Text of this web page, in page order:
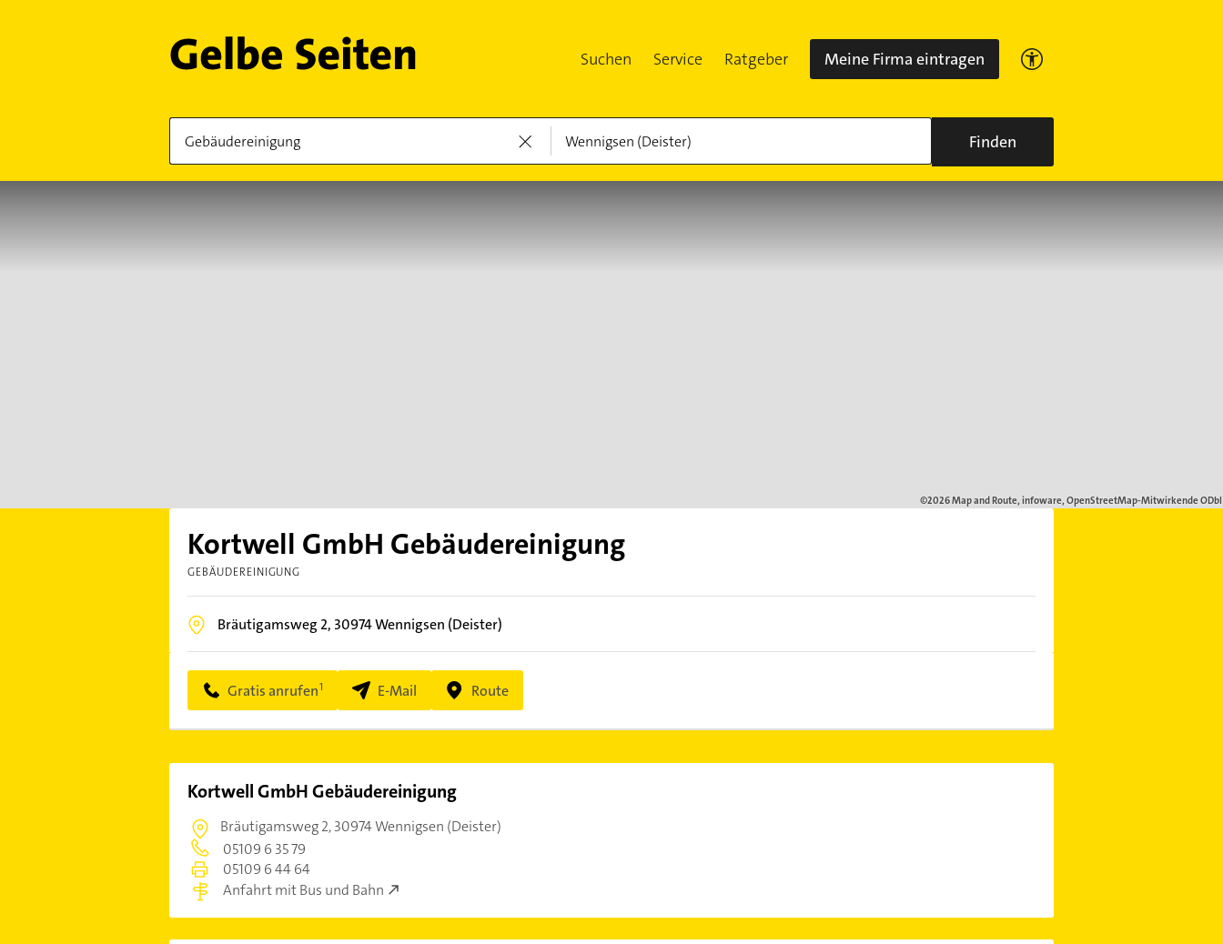
Suchen Service Ratgeber Meine Firma eintragen
Finden
Kortwell GmbH Gebäudereinigung
GEBÄUDEREINIGUNG
Bräutigamsweg 2, 30974Wennigsen (Deister)
Gratis anrufen E-Mail Route
Kortwell GmbH Gebäudereinigung
Bräutigamsweg 2,30974 Wennigsen (Deister)
05109 6 35 79
05109 6 44 64
Anfahrt mit Bus und Bahn